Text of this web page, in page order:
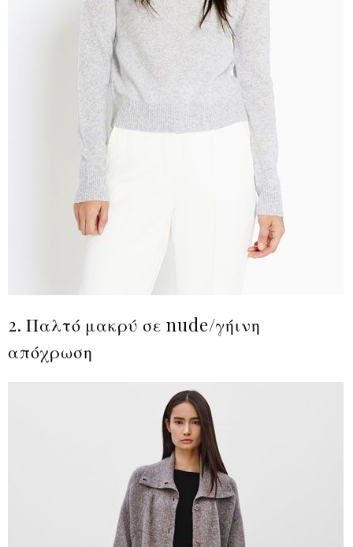
2. Παλτό μακρύ σε nude/γήινη
απόχρωση